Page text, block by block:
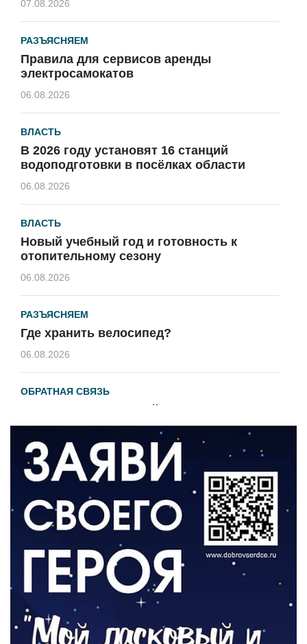
07.08.2026
РАЗЪЯСНЯЕМ
Правила для сервисов аренды
электросамокатов
06.08.2026
ВЛАСТЬ
В 2026 году установят 16 станций
водоподготовки в посёлках области
06.08.2026
ВЛАСТЬ
Новый учебный год и готовность к
отопительному сезону
06.08.2026
РАЗЪЯСНЯЕМ
Где хранить велосипед?
06.08.2026
ОБРАТНАЯ СВЯЗЬ
Администрация онлайн
ВЛАСТЬ
День памяти и «Симфония народов»
06.08.2026
Новый настил на экотропе
05.08.2026